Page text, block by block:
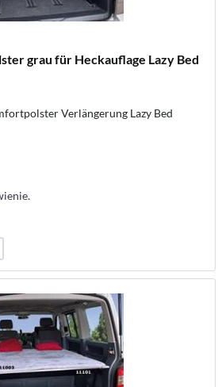
grau für Heckauflage Lazy Bed
Verlängerung Lazy Bed